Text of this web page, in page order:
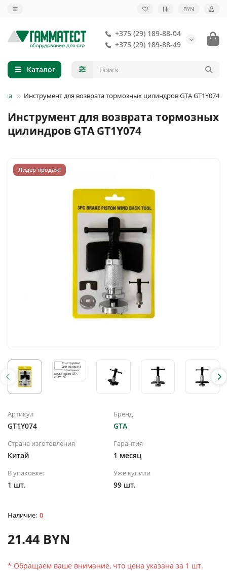
BYN
+375 (29) 189-88-04
+375 (29) 189-88-49
Каталог
Инструмент для возврата тормозных цилиндров GTA GT1Y074
Инструмент для возврата тормозных
цилиндров GTA GT1Y074
Лидер продаж!
Артикул
GT1Y074
Бренд
GTA
Страна изготовления
Китай
Гарантия
1 месяц
В упаковке:
1 шт.
Уже купили
99 шт.
0
21.44 BYN
* Обращаем ваше внимание, что цена указана за 1 шт.